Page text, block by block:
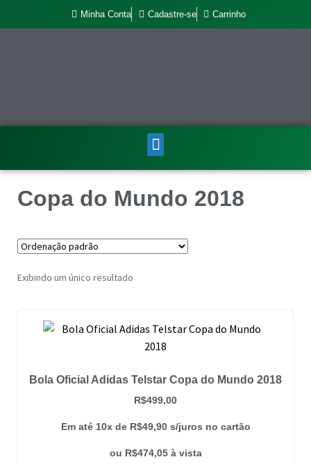
Minha Conta Cadastre-se Carrinho
Copa do Mundo 2018
Exibindo um único resultado
Bola Oficial Adidas Telstar Copa do Mundo 2018
R$499,00
Em até 10x de R$49,90 s/juros no cartão
ou R$474,05 à vista